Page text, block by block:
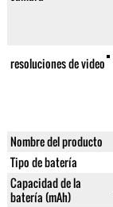
resoluciones de video
Nombre del producto
Tipo de batería
Capacidad de la
batería (mAh)